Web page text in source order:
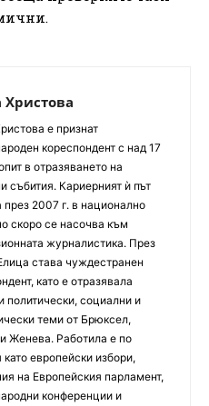
Христова
е признат
кореспондент с над 17
в отразяването на
събития. Кариерният ѝ път
през 2007 г. в национално
скоро се насочва към
журналистика. През
става чуждестранен
като е отразявала
политически, социални и
теми от Брюксел,
Женева. Работила е по
като европейски избори,
на Европейския парламент,
конференции и